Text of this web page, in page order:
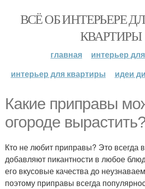
ВСЁ ОБ ИНТЕРЬЕРЕ
КВАРТИРЫ
главная
интерьер
интерьер для квартиры
идеи
Какие приправы
огороде
Кто не любит приправы? Это всегда
добавляют пикантности в любое
его вкусовые качества до
поэтому приправы всегда